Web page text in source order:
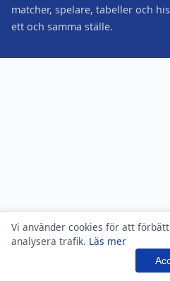
Vi använder cookies för att
analysera trafik. Läs mer
matcher, spelare, tabeller och
ett och samma ställe.